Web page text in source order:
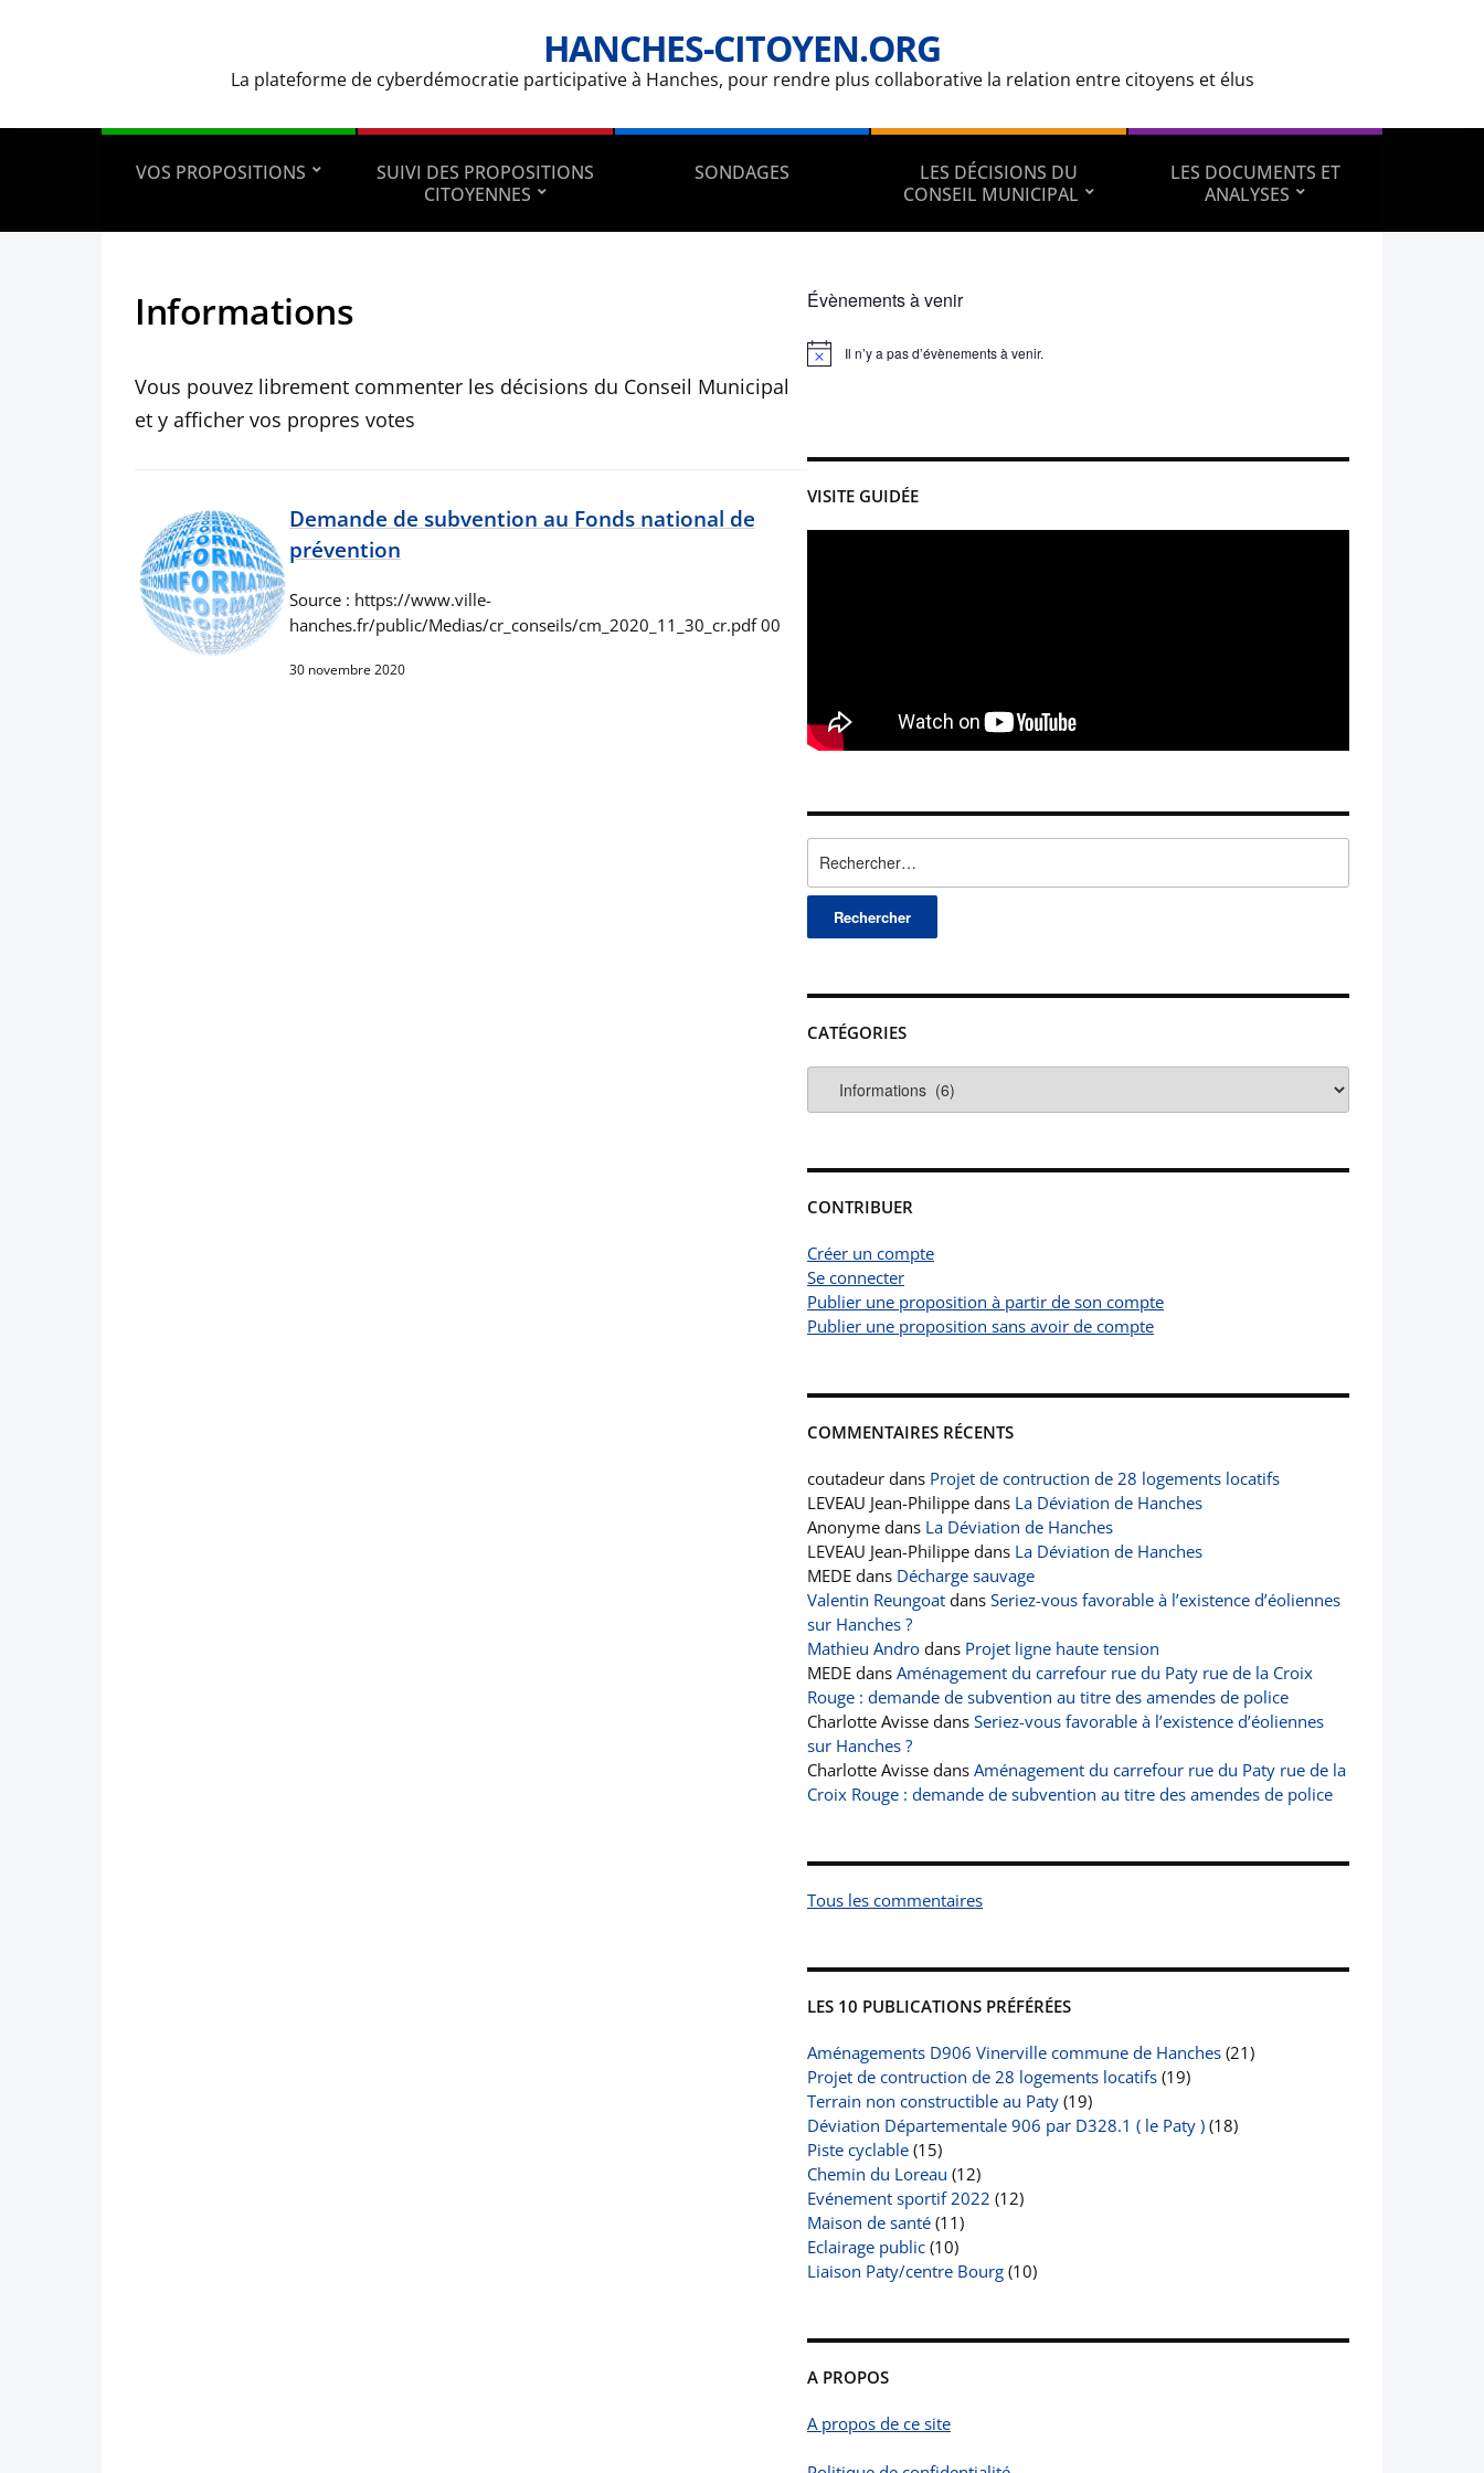
HANCHES-CITOYEN.ORG
La plateforme de cyberdémocratie participative à Hanches, pour rendre plus collaborative la relation entre citoyens et élus
VOS PROPOSITIONS
SUIVI DES PROPOSITIONS
CITOYENNES
SONDAGES
LES DÉCISIONS DU
CONSEIL MUNICIPAL
LES DOCUMENTS ET
ANALYSES
Informations
Vous pouvez librement commenter les décisions du Conseil Municipal
et y afficher vos propres votes
Demande de subvention au Fonds national de
prévention
Source : https://www.ville-
hanches.fr/public/Medias/cr_conseils/cm_2020_11_30_cr.pdf 00
30 novembre 2020
Évènements à venir
Notice Il n’y a pas d’évènements à venir.
VISITE GUIDÉE
CATÉGORIES
CONTRIBUER
Créer un compte
Se connecter
Publier une proposition à partir de son compte
Publier une proposition sans avoir de compte
COMMENTAIRES RÉCENTS
coutadeur dans Projet de contruction de 28 logements locatifs
LEVEAU Jean-Philippe dans La Déviation de Hanches
Anonyme dans La Déviation de Hanches
LEVEAU Jean-Philippe dans La Déviation de Hanches
MEDE dans Décharge sauvage
Valentin Reungoat dans Seriez-vous favorable à l’existence d’éoliennes
sur Hanches ?
Mathieu Andro dans Projet ligne haute tension
MEDE dans Aménagement du carrefour rue du Paty rue de la Croix
Rouge : demande de subvention au titre des amendes de police
Charlotte Avisse dans Seriez-vous favorable à l’existence d’éoliennes
sur Hanches ?
Charlotte Avisse dans Aménagement du carrefour rue du Paty rue de la
Croix Rouge : demande de subvention au titre des amendes de police
Tous les commentaires
LES 10 PUBLICATIONS PRÉFÉRÉES
Aménagements D906 Vinerville commune de Hanches (21)
Projet de contruction de 28 logements locatifs (19)
Terrain non constructible au Paty (19)
Déviation Départementale 906 par D328.1 ( le Paty ) (18)
Piste cyclable (15)
Chemin du Loreau (12)
Evénement sportif 2022 (12)
Maison de santé (11)
Eclairage public (10)
Liaison Paty/centre Bourg (10)
A PROPOS
A propos de ce site